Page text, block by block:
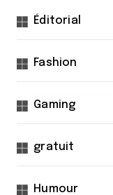
Éditorial
Fashion
Gaming
gratuit
Humour